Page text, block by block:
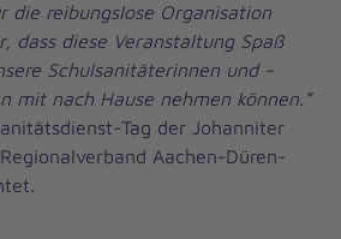
die reibungslose Organisation
dass diese Veranstaltung Spaß
Schulsanitäterinnen und -
mit nach Hause nehmen können.”
Tag der Johanniter
Aachen-Düren-